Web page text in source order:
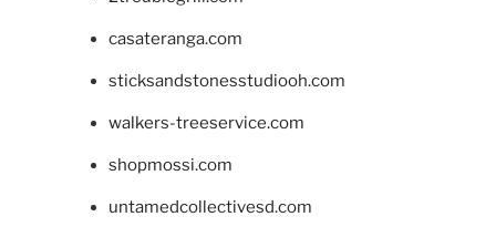
casateranga.com
sticksandstonesstudiooh.com
walkers-treeservice.com
shopmossi.com
untamedcollectivesd.com